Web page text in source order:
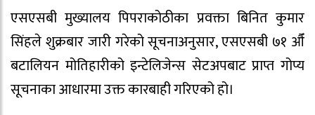
एसएसबी मुख्यालय पिपराकोठीका प्रवक्ता बिनित कुमार
सिंहले शुक्रबार जारी गरेको सूचनाअनुसार, एसएसबी ७१ औँ
बटालियन मोतिहारीको इन्टेलिजेन्स सेटअपबाट प्राप्त गोप्य
सूचनाका आधारमा उक्त कारबाही गरिएको हो।